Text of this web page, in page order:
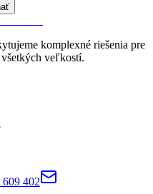
komplexné riešenia pre
veľkostí.
402